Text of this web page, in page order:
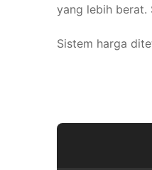
yang lebih berat.
Sistem harga